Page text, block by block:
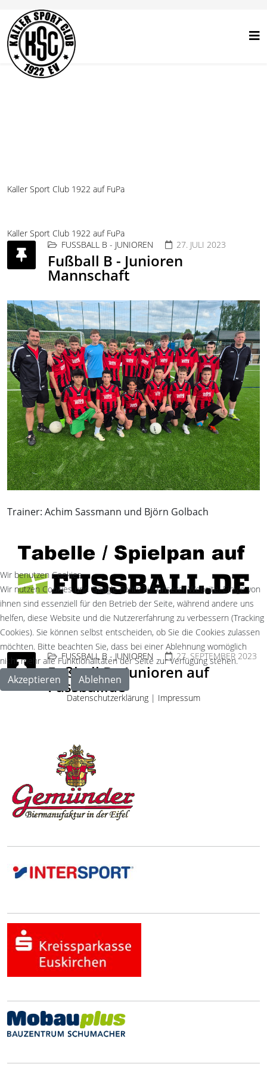
Kaller Sport Club 1922 auf FuPa
Kaller Sport Club 1922 auf FuPa
FUSSBALL B - JUNIOREN
27. JULI 2023
Fußball B - Junioren
Mannschaft
Trainer: Achim Sassmann und Björn Golbach
FUSSBALL B - JUNIOREN 27. SEPTEMBER 2023
Fußball B - Junioren auf
Fussball.de
Wir benutzen Cookies
Wir nutzen Cookies und Google Fonts auf unserer Website. Einige von
ihnen sind essenziell für den Betrieb der Seite, während andere uns
helfen, diese Website und die Nutzererfahrung zu verbessern (Tracking
Cookies). Sie können selbst entscheiden, ob Sie die Cookies zulassen
möchten. Bitte beachten Sie, dass bei einer Ablehnung womöglich
nicht mehr alle Funktionalitäten der Seite zur Verfügung stehen.
Akzeptieren Ablehnen
Datenschutzerklärung | Impressum